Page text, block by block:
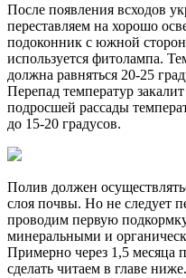
После появления всходов
переставляем на хорошо
подоконник с южной
используется фитолампа.
должна равняться 20-25
Перепад температур
подросшей рассады
до 15-20 градусов.
Полив должен
слоя почвы. Но не следует
проводим первую
минеральными и
Примерно через 1,5 месяца
сделать читаем в главе ниже.